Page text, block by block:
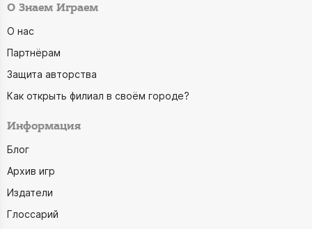
О Знаем Играем
О нас
Партнёрам
Защита авторства
Как открыть филиал в своём городе?
Информация
Блог
Архив игр
Издатели
Глоссарий